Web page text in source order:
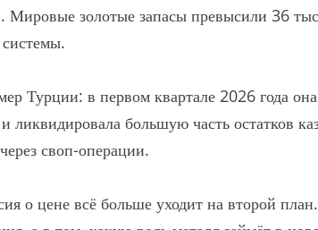
Мировые золотые запасы превысили 36
Турции: в первом квартале 2026 года
и ликвидировала большую часть остатков
своп-операции.
о цене всё больше уходит на второй